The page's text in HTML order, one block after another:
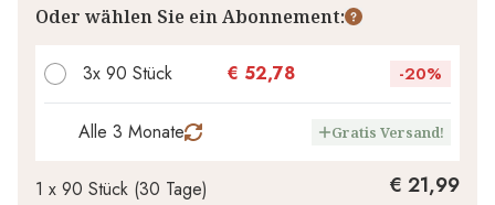
Ihr persönlicher Rabatt
1 € 0,00
Oder wählen Sie ein Abonnement:
3x 90 Stück € 52,78 -20%
Alle 3 Monate Gratis Versand!
1 x 90 Stück (30 Tage)
€ 21,99